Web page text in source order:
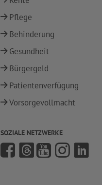
Pflege
Behinderung
Gesundheit
Bürgergeld
Patientenverfügung
Vorsorgevollmacht
SOZIALE NETZWERKE